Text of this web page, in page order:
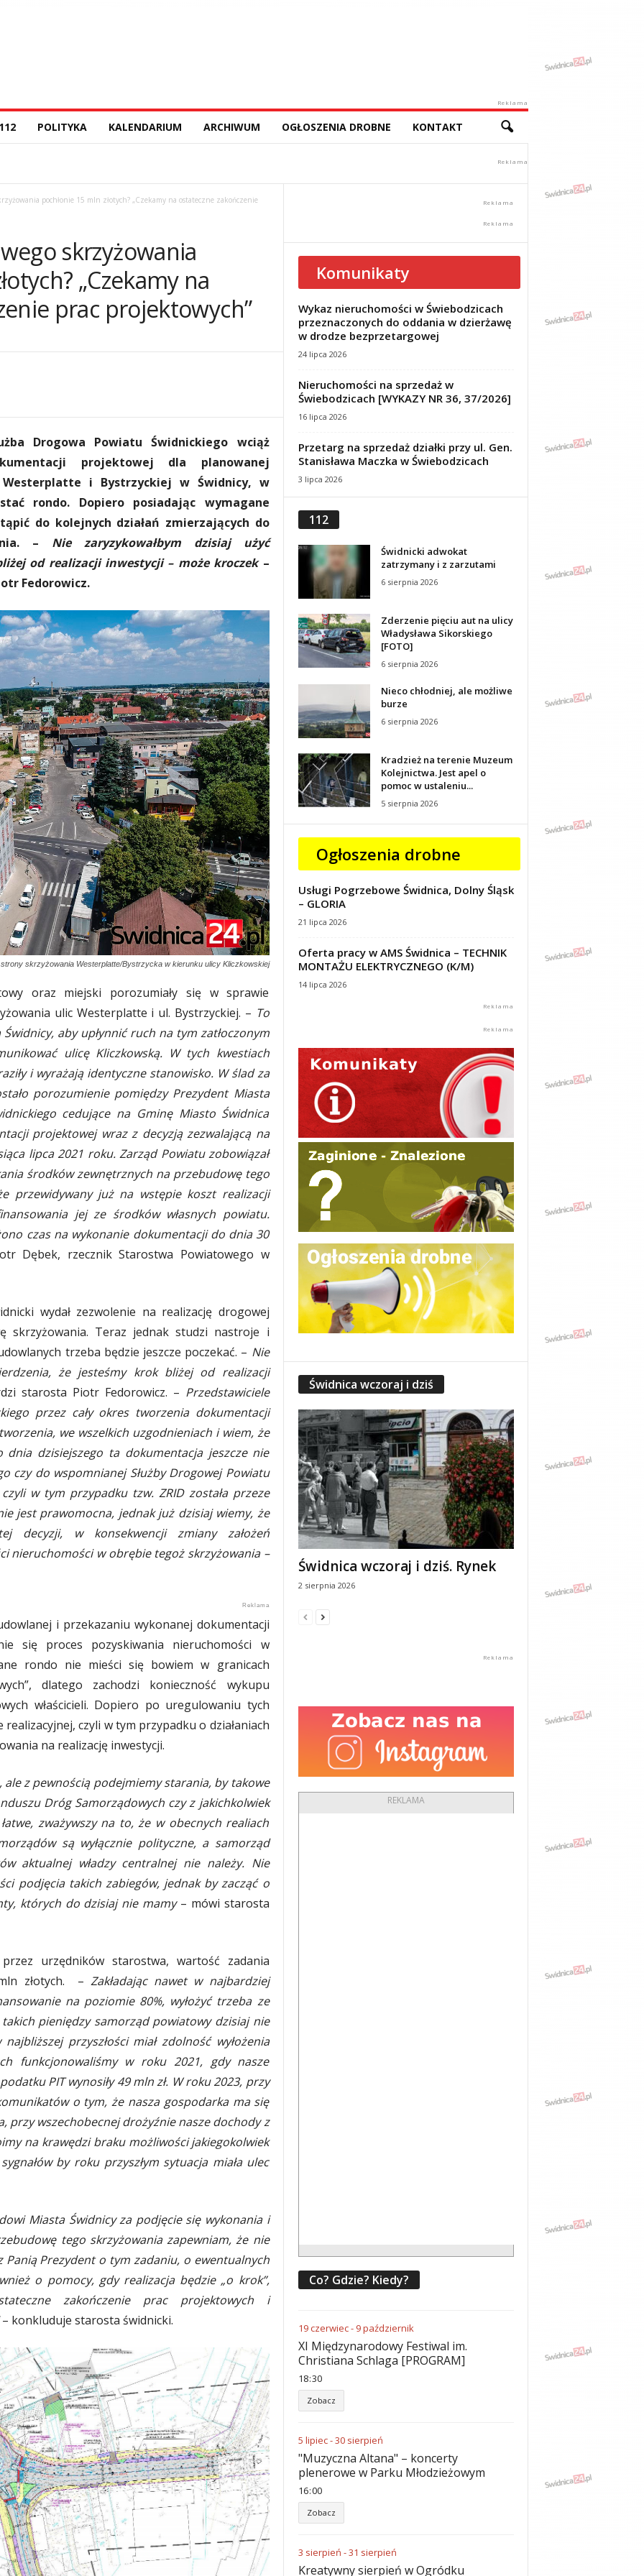
Reklama
112 POLITYKA KALENDARIUM ARCHIWUM OGŁOSZENIA DROBNE KONTAKT
pochłonie 15 mln złotych? „Czekamy na ostateczne zakończenie
skrzyżowania
„Czekamy na
prac projektowych”
Drogowa Powiatu Świdnickiego wciąż
projektowej dla planowanej
Westerplatte i Bystrzyckiej w Świdnicy, w
rondo. Dopiero posiadając wymagane
do kolejnych działań zmierzających do
– Nie zaryzykowałbym dzisiaj użyć
od realizacji inwestycji – może kroczek–
Fedorowicz.
strony skrzyżowania Westerplatte/Bystrzycka w kierunku ulicy Kliczkowskiej
oraz miejski porozumiały się w sprawie
ulic Westerplatte i ul. Bystrzyckiej. – To
aby upłynnić ruch na tym zatłoczonym
ulicę Kliczkowską. W tych kwestiach
i wyrażają identyczne stanowisko. W ślad za
porozumienie pomiędzy Prezydent Miasta
cedujące na Gminę Miasto Świdnica
projektowej wraz z decyzją zezwalającą na
lipca 2021 roku. Zarząd Powiatu zobowiązał
środków zewnętrznych na przebudowę tego
przewidywany już na wstępie koszt realizacji
jej ze środków własnych powiatu.
czas na wykonanie dokumentacji do dnia 30
Dębek, rzecznik Starostwa Powiatowego w
wydał zezwolenie na realizację drogowej
skrzyżowania. Teraz jednak studzi nastroje i
trzeba będzie jeszcze poczekać. – Nie
że jesteśmy krok bliżej od realizacji
starosta Piotr Fedorowicz. – Przedstawiciele
przez cały okres tworzenia dokumentacji
we wszelkich uzgodnieniach i wiem, że
dzisiejszego ta dokumentacja jeszcze nie
czy do wspomnianej Służby Drogowej Powiatu
w tym przypadku tzw. ZRID została przeze
jest prawomocna, jednak już dzisiaj wiemy, że
decyzji, w konsekwencji zmiany założeń
nieruchomości w obrębie tegoż skrzyżowania –
i przekazaniu wykonanej dokumentacji
się proces pozyskiwania nieruchomości w
rondo nie mieści się bowiem w granicach
dlatego zachodzi konieczność wykupu
właścicieli. Dopiero po uregulowaniu tych
czyli w tym przypadku o działaniach
na realizację inwestycji.
ale z pewnością podejmiemy starania, by takowe
Dróg Samorządowych czy z jakichkolwiek
zważywszy na to, że w obecnych realiach
są wyłącznie polityczne, a samorząd
aktualnej władzy centralnej nie należy. Nie
podjęcia takich zabiegów, jednak by zacząć o
których do dzisiaj nie mamy– mówi starosta
urzędników starostwa, wartość zadania
złotych. – Zakładając nawet w najbardziej
na poziomie 80%, wyłożyć trzeba ze
pieniędzy samorząd powiatowy dzisiaj nie
przyszłości miał zdolność wyłożenia
funkcjonowaliśmy w roku 2021, gdy nasze
PIT wynosiły 49 mln zł. W roku 2023, przy
o tym, że nasza gospodarka ma się
przy wszechobecnej drożyźnie nasze dochody z
na krawędzi braku możliwości jakiegokolwiek
by roku przyszłym sytuacja miała ulec
Miasta Świdnicy za podjęcie się wykonania i
tego skrzyżowania zapewniam, że nie
Prezydent o tym zadaniu, o ewentualnych
o pomocy, gdy realizacja będzie „o krok”,
zakończenie prac projektowych i
konkluduje starosta świdnicki.
Komunikaty
Wykaz nieruchomości w Świebodzicach
przeznaczonych do oddania w dzierżawę
w drodze bezprzetargowej
24 lipca 2026
Nieruchomości na sprzedaż w
Świebodzicach [WYKAZY NR 36, 37/2026]
16 lipca 2026
Przetarg na sprzedaż działki przy ul. Gen.
Stanisława Maczka w Świebodzicach
3 lipca 2026
112
Świdnicki adwokat
zatrzymany i z zarzutami
6 sierpnia 2026
Zderzenie pięciu aut na ulicy
Władysława Sikorskiego
[FOTO]
6 sierpnia 2026
Nieco chłodniej, ale możliwe
burze
6 sierpnia 2026
Kradzież na terenie Muzeum
Kolejnictwa. Jest apel o
pomoc w ustaleniu...
5 sierpnia 2026
Ogłoszenia drobne
Usługi Pogrzebowe Świdnica, Dolny Śląsk
– GLORIA
21 lipca 2026
Oferta pracy w AMS Świdnica – TECHNIK
MONTAŻU ELEKTRYCZNEGO (K/M)
14 lipca 2026
Świdnica wczoraj i dziś
Świdnica wczoraj i dziś. Rynek
2 sierpnia 2026
REKLAMA
Co? Gdzie? Kiedy?
19czerwiec- 9październik
XI Międzynarodowy Festiwal im.
Christiana Schlaga [PROGRAM]
18:30
Zobacz
5 lipiec-30 sierpień
"Muzyczna Altana" – koncerty
plenerowe w Parku Młodzieżowym
16:00
Zobacz
3 sierpień -31 sierpień
Kreatywny sierpień w Ogródku